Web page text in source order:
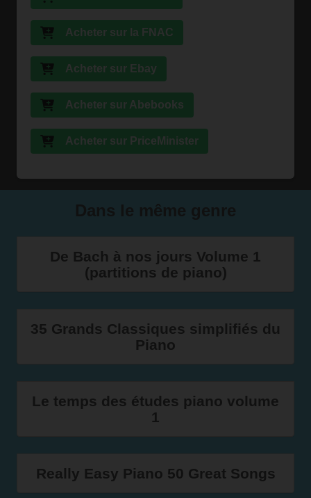
Acheter sur la FNAC
Acheter sur Ebay
Acheter sur Abebooks
Acheter sur PriceMinister
De Bach à nos jours Volume 1
(partitions de piano)
35 Grands Classiques simplifiés du
Piano
Le temps des études piano volume
1
Really Easy Piano 50 Great Songs